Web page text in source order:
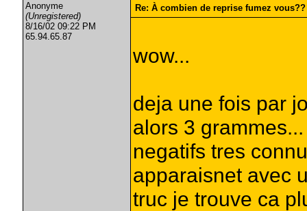
Anonyme
(Unregistered)
8/16/02 09:22 PM
65.94.65.87
Re: À combien de reprise fumez vous??
wow...
deja une fois par
alors 3
negatifs tres
apparaisnet avec
truc je trouve ca